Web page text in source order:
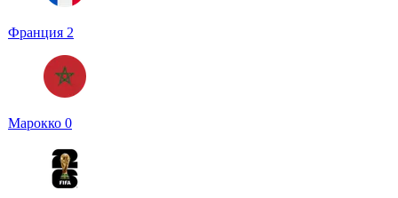
Франция 2
Марокко 0